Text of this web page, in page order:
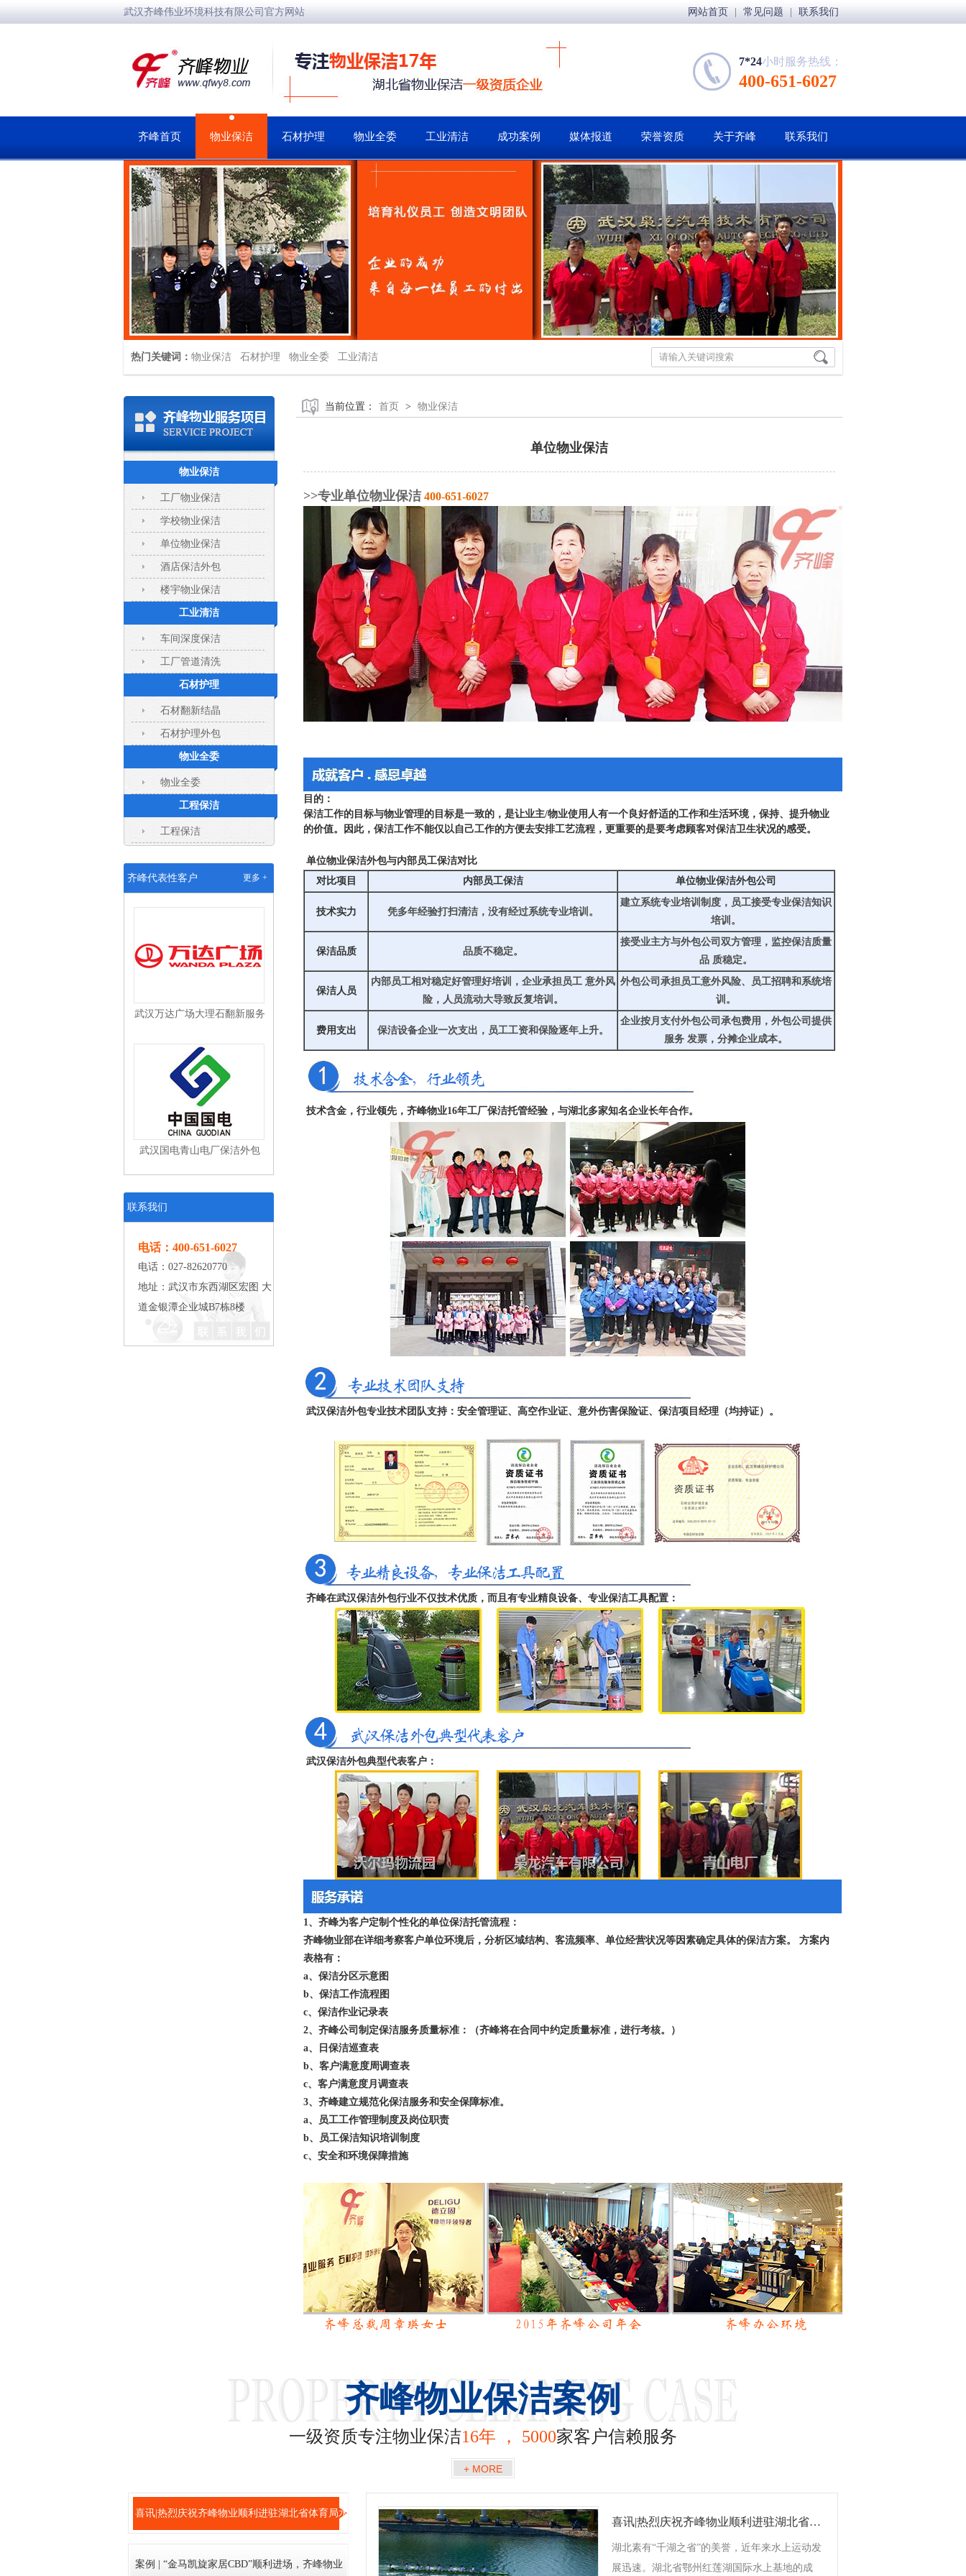
武汉齐峰伟业环境科技有限公司官方网站 网站首页 常见问题 联系我们
7*24小时服务热线：
400-651-6027
齐峰首页 物业保洁 石材护理 物业全委 工业清洁 成功案例 媒体报道 荣誉资质 关于齐峰 联系我们
热门关键词： 物业保洁 石材护理 物业全委 工业清洁
物业保洁
工厂物业保洁
学校物业保洁
单位物业保洁
酒店保洁外包
楼宇物业保洁
工业清洁
车间深度保洁
工厂管道清洗
石材护理
石材翻新结晶
石材护理外包
物业全委
物业全委
工程保洁
工程保洁
齐峰代表性客户 更多 +
武汉国电青山电厂保洁外包
武汉东风本田汽车有限公司工
业清洁
联系我们
电话：400-651-6027
电话：027-82620770
地址：武汉市东西湖区宏图 大
道金银潭企业城B7栋8楼
当前位置： 首页 > 物业保洁
单位物业保洁
>>专业单位物业保洁 400-651-6027
目的：
保洁工作的目标与物业管理的目标是一致的，是让业主/物业使用人有一个良好舒适的工作和生活环境，保持、提升物业
的价值。因此，保洁工作不能仅以自己工作的方便去安排工艺流程，更重要的是要考虑顾客对保洁卫生状况的感受。
单位物业保洁外包与内部员工保洁对比
对比项目
内部员工保洁 单位物业保洁外包公司
技术实力 凭多年经验打扫清洁，没有经过系统专业培训。
建立系统专业培训制度，员工接受专业保洁知识
培训。
保洁品质 品质不稳定。
接受业主方与外包公司双方管理，监控保洁质量
品 质稳定。
保洁人员
内部员工相对稳定好管理好培训，企业承担员工 意外风
险，人员流动大导致反复培训。
外包公司承担员工意外风险、员工招聘和系统培
训。
费用支出 保洁设备企业一次支出，员工工资和保险逐年上升。
企业按月支付外包公司承包费用，外包公司提供
服务 发票，分摊企业成本。
技术含金，行业领先，齐峰物业16年工厂保洁托管经验，与湖北多家知名企业长年合作。
武汉保洁外包专业技术团队支持：安全管理证、高空作业证、意外伤害保险证、保洁项目经理（均持证）。
齐峰在武汉保洁外包行业不仅技术优质，而且有专业精良设备、专业保洁工具配置：
武汉保洁外包典型代表客户：
1、齐峰为客户定制个性化的单位保洁托管流程：
齐峰物业部在详细考察客户单位环境后，分析区域结构、客流频率、单位经营状况等因素确定具体的保洁方案。 方案内
表格有：
a、保洁分区示意图
b、保洁工作流程图
c、保洁作业记录表
2、齐峰公司制定保洁服务质量标准：（齐峰将在合同中约定质量标准，进行考核。）
a、日保洁巡查表
b、客户满意度周调查表
c、客户满意度月调查表
3、齐峰建立规范化保洁服务和安全保障标准。
a、员工工作管理制度及岗位职责
b、员工保洁知识培训制度
c、安全和环境保障措施
齐峰物业保洁案例
一级资质专注物业保洁16年 ， 5000家客户信赖服务
+ MORE
喜讯|热烈庆祝齐峰物业顺利进驻湖北省体育局水
案例 | “金马凯旋家居CBD”顺利进场，齐峰物业
喜讯|热烈庆祝齐峰物业顺利进驻湖北省体育局水上中心竞赛基地!
湖北素有“千湖之省”的美誉，近年来水上运动发
展迅速。湖北省鄂州红莲湖国际水上基地的成